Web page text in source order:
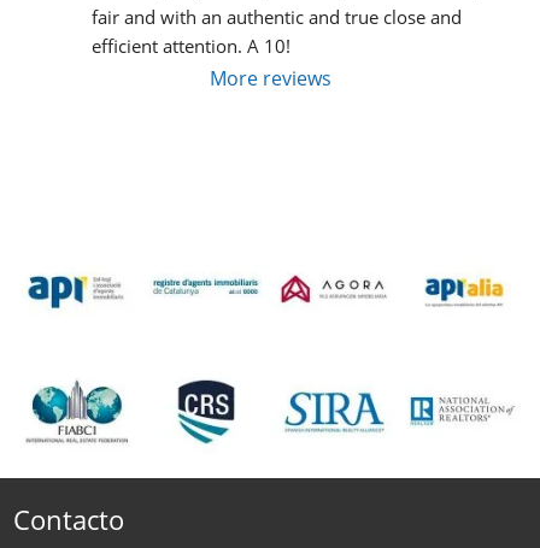
fair and with an authentic and true close and
efficient attention. A 10!
More reviews
Contacto